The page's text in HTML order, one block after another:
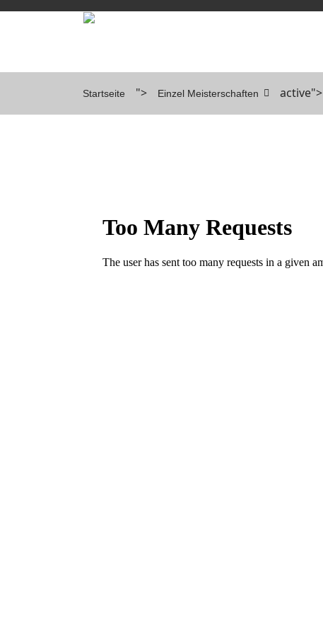
Startseite "> Einzel Meisterschaften active">